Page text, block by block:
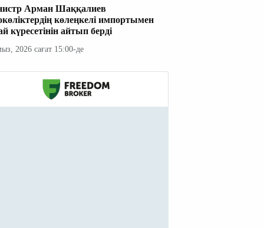
Арман Шаққалиев
көлеңкелі импортымен
күресетінін айтып берді
2026 сағат 15:00-де